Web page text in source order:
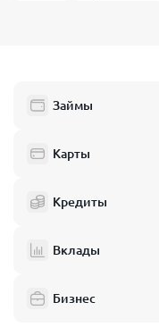
Займы
Карты
Кредиты
Вклады
Бизнес